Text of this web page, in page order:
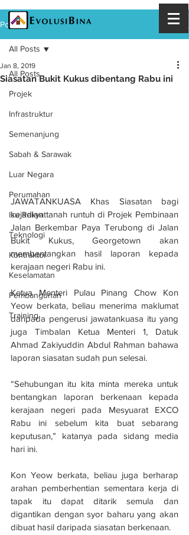
Post
All Posts
Projek
Infrastruktur
Semenanjung
Sabah & Sarawak
Luar Negara
Perumahan
Isu Rakyat
Teknologi
Kontraktor
Keselamatan
Pembangunan
Training
All Posts
Siasatan Bukit Kukus dibentang Rabu ini
Jan 8, 2019
JAWATANKUASA Khas Siasatan bagi
kejadian tanah runtuh di Projek Pembinaan
Jalan Berkembar Paya Terubong di Jalan
Bukit Kukus, Georgetown akan
membentangkan hasil laporan kepada
kerajaan negeri Rabu ini.
Ketua Menteri Pulau Pinang Chow Kon
Yeow berkata, beliau menerima maklumat
daripada pengerusi jawatankuasa itu yang
juga Timbalan Ketua Menteri 1, Datuk
Ahmad Zakiyuddin Abdul Rahman bahawa
laporan siasatan sudah pun selesai.
“Sehubungan itu kita minta mereka untuk
bentangkan laporan berkenaan kepada
kerajaan negeri pada Mesyuarat EXCO
Rabu ini sebelum kita buat sebarang
keputusan,” katanya pada sidang media
hari ini.
Kon Yeow berkata, beliau juga berharap
arahan pemberhentian sementara kerja di
tapak itu dapat ditarik semula dan
digantikan dengan syor baharu yang akan
dibuat hasil daripada siasatan berkenaan.